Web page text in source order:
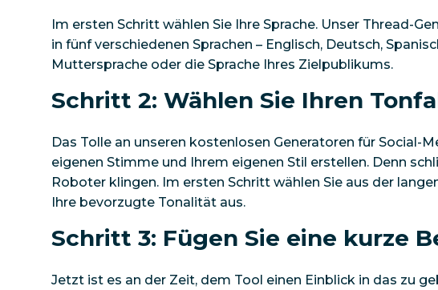
Im ersten Schritt wählen Sie Ihre Sprache. Unser Thread-
in fünf verschiedenen Sprachen – Englisch, Deutsch,
Muttersprache oder die Sprache Ihres Zielpublikums.
Schritt 2: Wählen Sie Ihren
Das Tolle an unseren kostenlosen Generatoren für Social-
eigenen Stimme und Ihrem eigenen Stil erstellen. Denn
Roboter klingen. Im ersten Schritt wählen Sie aus der
Ihre bevorzugte Tonalität aus.
Schritt 3: Fügen Sie eine kurze
Jetzt ist es an der Zeit, dem Tool einen Einblick in das zu